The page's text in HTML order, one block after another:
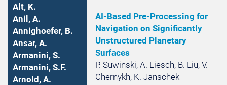
Alt, K.
Anil, A.
Annighoefer, B.
Ansar, A.
Armanini, S.
Armanini, S.F.
Arnold, A.
AI-Based Pre-Processing for
Navigation on Significantly
Unstructured Planetary
Surfaces
P. Suwinski, A. Liesch, B. Liu, V.
Chernykh, K. Janschek